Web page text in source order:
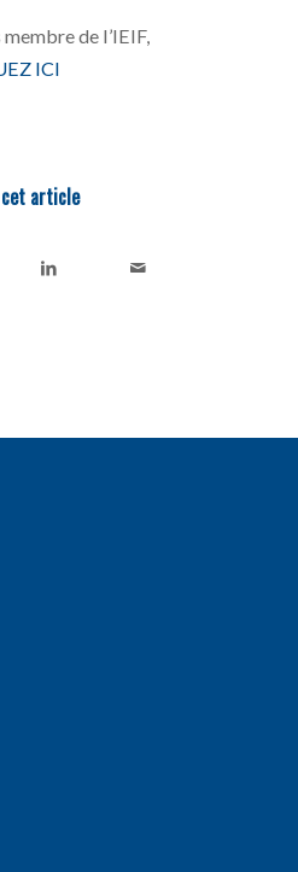
membre de l’IEIF,
ICI
article